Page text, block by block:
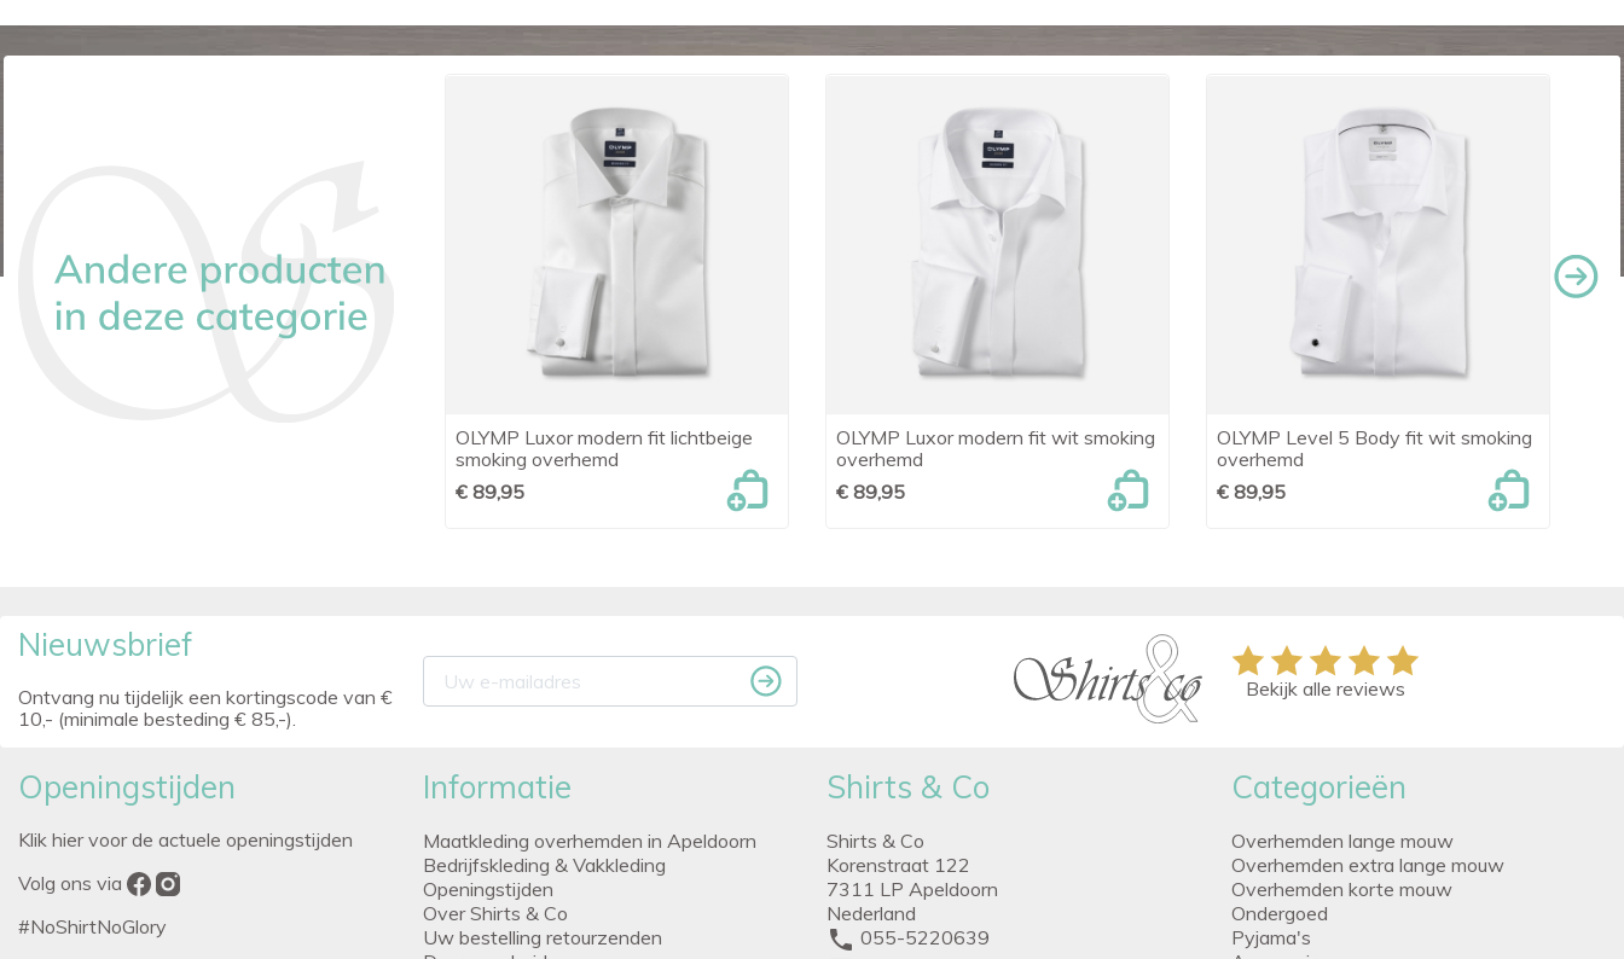
 Snel bekijken
OLYMP Luxor modern fit lichtbeige
smoking overhemd
€ 89,95
 Snel bekijken
OLYMP Luxor modern fit wit smoking
overhemd
€ 89,95
 Snel bekijken
OLYMP Level 5 Body fit wit smoking
overhemd
€ 89,95
Nieuwsbrief
Ontvang nu tijdelijk een kortingscode van €
10,- (minimale besteding € 85,-).
Bekijk alle reviews
Openingstijden
Klik hier voor de actuele openingstijden
Volg ons via
#NoShirtNoGlory
Informatie
Maatkleding overhemden in Apeldoorn
Bedrijfskleding & Vakkleding
Openingstijden
Over Shirts & Co
Uw bestelling retourzenden
Shirts & Co
Shirts & Co
Korenstraat 122
7311 LP Apeldoorn
Nederland
phone 055-5220639
Categorieën
Overhemden lange mouw
Overhemden extra lange mouw
Overhemden korte mouw
Ondergoed
Pyjama's